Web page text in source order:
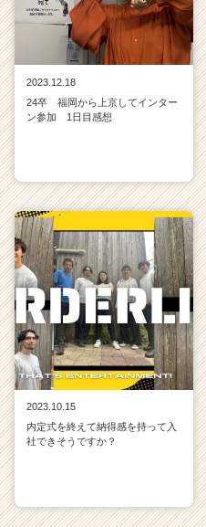
2023.12.18
24卒 福岡から上京してインター
ン参加 1日目感想
2023.10.15
内定式を終えて納得感を持って入
社できそうですか？